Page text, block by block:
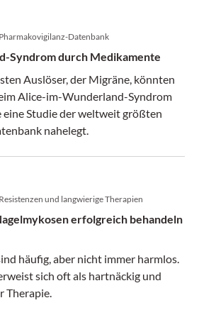
Datenbank
Syndrom durch Medikamente
Auslöser, der Migräne, könnten
Alice-im-Wunderland-Syndrom
eine Studie der weltweit größten
nahelegt.
und langwierige Therapien
erfolgreich behandeln
häufig, aber nicht immer harmlos.
sich oft als hartnäckig und
Therapie.